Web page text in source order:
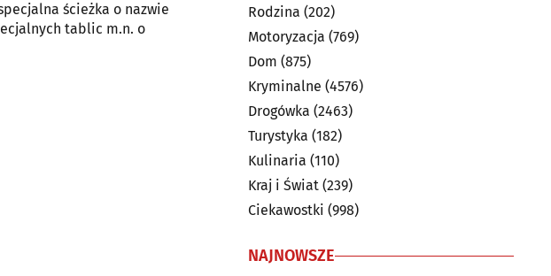
ścieżka o nazwie
tablic m.n. o
Rodzina (202)
Motoryzacja (769)
Dom (875)
Kryminalne (4576)
Drogówka (2463)
Turystyka (182)
Kulinaria (110)
Kraj i Świat (239)
Ciekawostki (998)
NAJNOWSZE